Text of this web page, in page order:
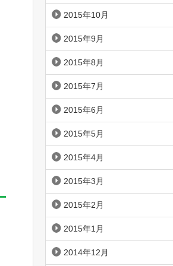
2015年10月
2015年9月
2015年8月
2015年7月
2015年6月
2015年5月
2015年4月
2015年3月
2015年2月
2015年1月
2014年12月